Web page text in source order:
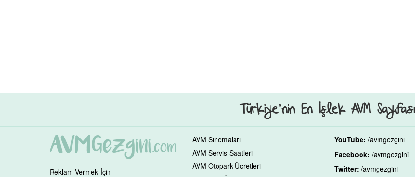
Türkiye’nin En İşlek AVM Sayfası
Reklam Vermek İçin
AVM Sinemaları
AVM Servis Saatleri
AVM Otopark Ücretleri
YouTube: /avmgezgini
Facebook: /avmgezgini
Twitter: /avmgezgini